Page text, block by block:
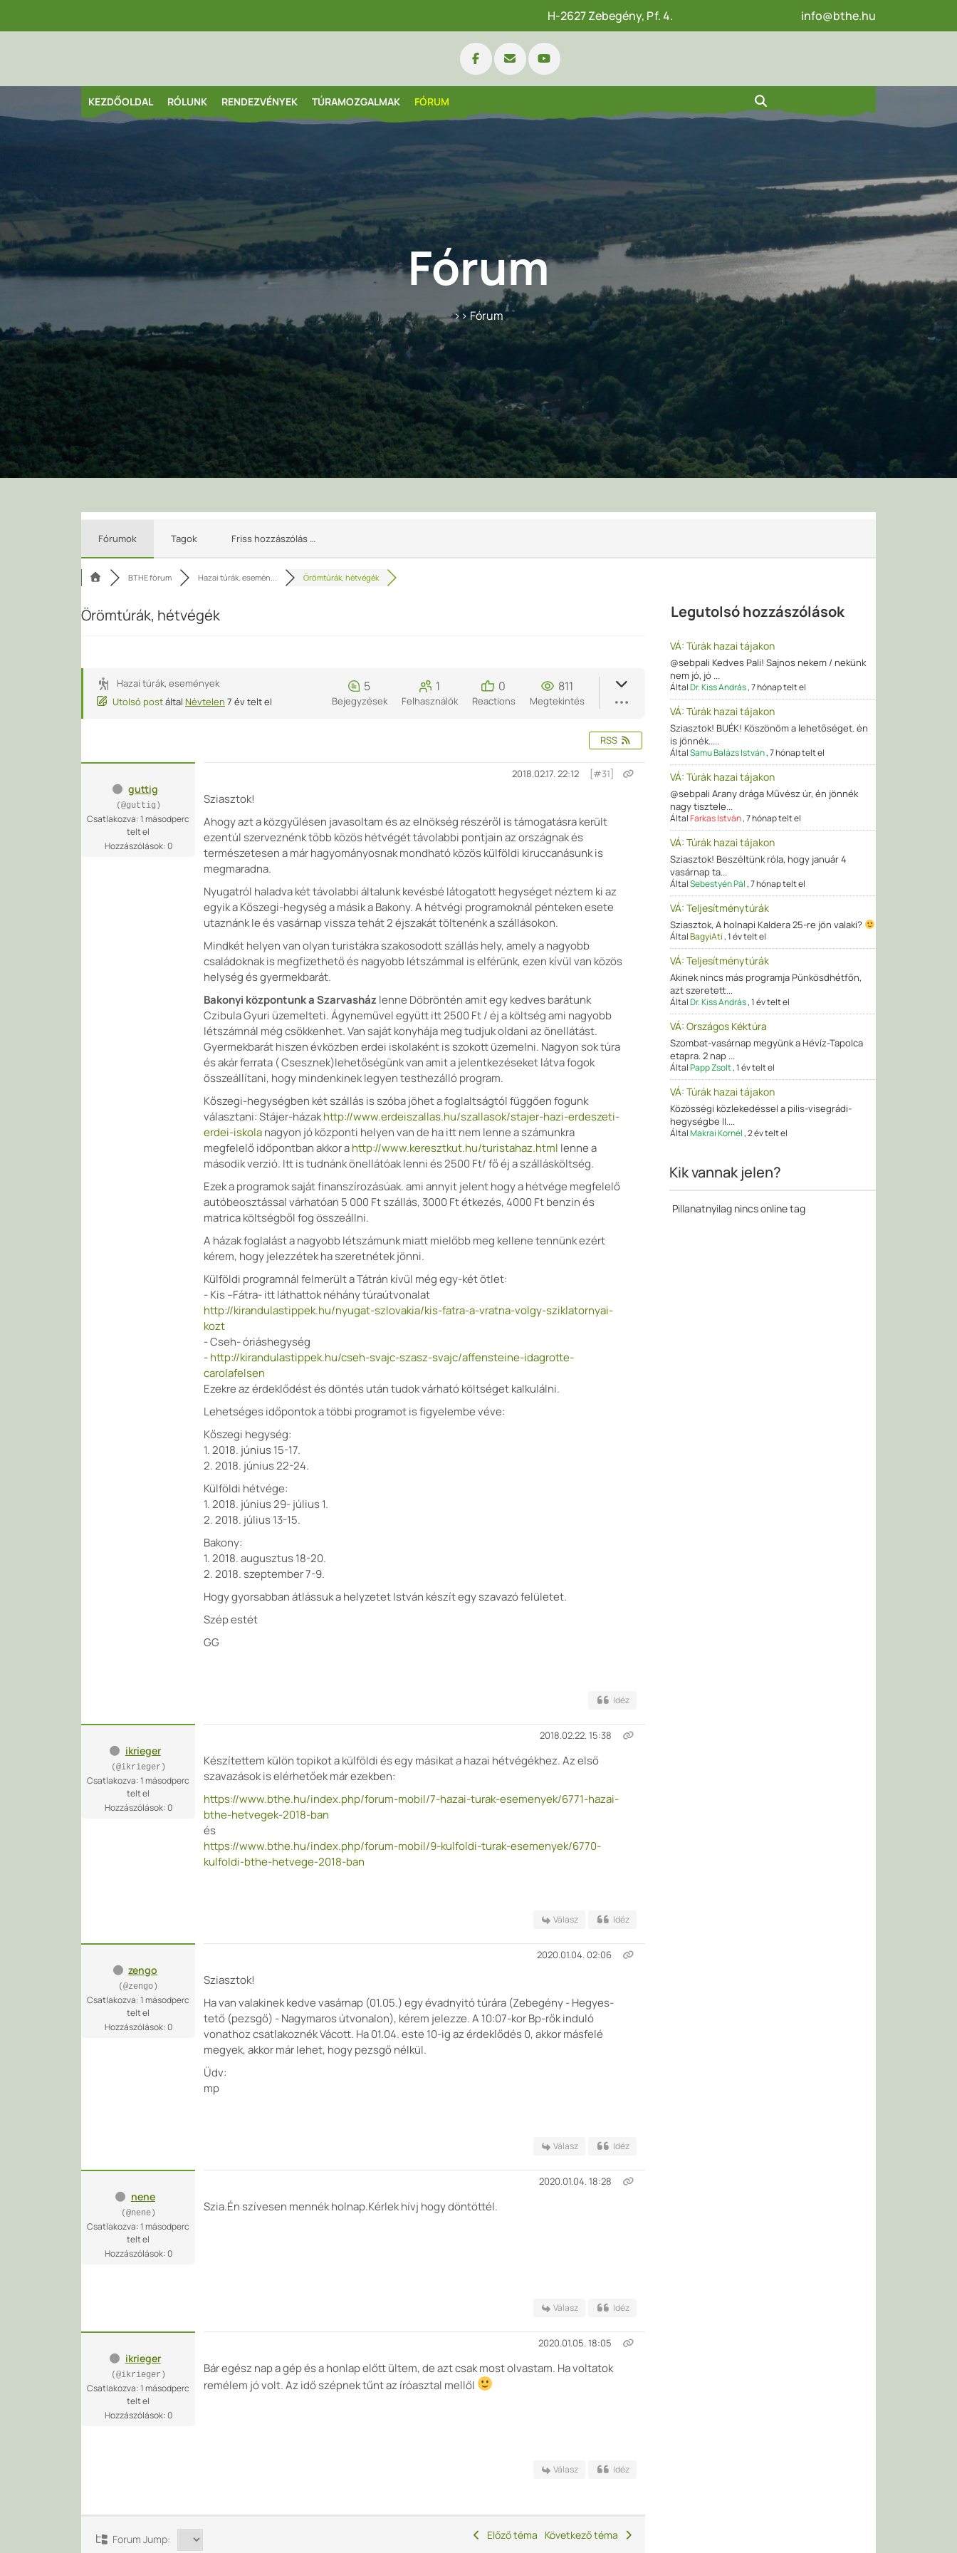
H-2627 Zebegény, Pf. 4. info@bthe.hu
KEZDŐOLDAL RÓLUNK RENDEZVÉNYEK TÚRAMOZGALMAK FÓRUM
Fórum
>> Fórum
Fórumok Tagok Friss hozzászólás …
BTHE fórum Hazai túrák, esemén... Örömtúrák, hétvégék
Örömtúrák, hétvégék
Hazai túrák, események
Utolsó postáltal Névtelen 7 év telt el
5
Bejegyzések
1
Felhasználók
0
Reactions
811
Megtekintés
RSS
guttig
(@guttig)
Csatlakozva: 1 másodperc
telt el
Hozzászólások: 0
2018.02.17. 22:12 [#31]
Sziasztok!
Ahogy azt a közgyűlésen javasoltam és az elnökség részéről is támogatásra került
ezentúl szerveznénk több közös hétvégét távolabbi pontjain az országnak és
természetesen a már hagyományosnak mondható közös külföldi kiruccanásunk is
megmaradna.
Nyugatról haladva két távolabbi általunk kevésbé látogatott hegységet néztem ki az
egyik a Kőszegi-hegység a másik a Bakony. A hétvégi programoknál pénteken esete
utaznánk le és vasárnap vissza tehát 2 éjszakát töltenénk a szállásokon.
Mindkét helyen van olyan turistákra szakosodott szállás hely, amely a nagyobb
családoknak is megfizethető és nagyobb létszámmal is elférünk, ezen kívül van közös
helység és gyermekbarát.
Bakonyi központunk a Szarvasházlenne Döbröntén amit egy kedves barátunk
Czibula Gyuri üzemelteti. Ágyneművel együtt itt 2500 Ft / éj a költség ami nagyobb
létszámnál még csökkenhet. Van saját konyhája meg tudjuk oldani az önellátást.
Gyermekbarát hiszen évközben erdei iskolaként is szokott üzemelni. Nagyon sok túra
és akár ferrata ( Csesznek)lehetőségünk van amit a jelentkezéseket látva fogok
összeállítani, hogy mindenkinek legyen testhezálló program.
Kőszegi-hegységben két szállás is szóba jöhet a foglaltságtól függően fogunk
választani: Stájer-házakhttp://www.erdeiszallas.hu/szallasok/stajer-hazi-erdeszeti-
erdei-iskolanagyon jó központi helyen van de ha itt nem lenne a számunkra
megfelelő időpontban akkor ahttp://www.keresztkut.hu/turistahaz.html lenne a
második verzió. Itt is tudnánk önellátóak lenni és 2500 Ft/ fő éj a szállásköltség.
Ezek a programok saját finanszírozásúak. ami annyit jelent hogy a hétvége megfelelő
autóbeosztással várhatóan 5 000 Ft szállás, 3000 Ft étkezés, 4000 Ft benzin és
matrica költségből fog összeállni.
A házak foglalást a nagyobb létszámunk miatt mielőbb meg kellene tennünk ezért
kérem, hogy jelezzétek ha szeretnétek jönni.
Külföldi programnál felmerült a Tátrán kívül még egy-két ötlet:
- Kis –Fátra- itt láthattok néhány túraútvonalat
http://kirandulastippek.hu/nyugat-szlovakia/kis-fatra-a-vratna-volgy-sziklatornyai-
kozt
- Cseh- óriáshegység
-http://kirandulastippek.hu/cseh-svajc-szasz-svajc/affensteine-idagrotte-
carolafelsen
Ezekre az érdeklődést és döntés után tudok várható költséget kalkulálni.
Lehetséges időpontok a többi programot is figyelembe véve:
Kőszegi hegység:
1. 2018. június 15-17.
2. 2018. június 22-24.
Külföldi hétvége:
1. 2018. június 29- július 1.
2. 2018. július 13-15.
Bakony:
1. 2018. augusztus 18-20.
2. 2018. szeptember 7-9.
Hogy gyorsabban átlássuk a helyzetet István készít egy szavazó felületet.
Szép estét
GG
Idéz
ikrieger
(@ikrieger)
Csatlakozva: 1 másodperc
telt el
Hozzászólások: 0
2018.02.22. 15:38
Készítettem külön topikot a külföldi és egy másikat a hazai hétvégékhez. Az első
szavazások is elérhetőek már ezekben:
https://www.bthe.hu/index.php/forum-mobil/7-hazai-turak-esemenyek/6771-hazai-
bthe-hetvegek-2018-ban
és
https://www.bthe.hu/index.php/forum-mobil/9-kulfoldi-turak-esemenyek/6770-
kulfoldi-bthe-hetvege-2018-ban
Válasz Idéz
zengo
(@zengo)
Csatlakozva: 1 másodperc
telt el
Hozzászólások: 0
2020.01.04. 02:06
Sziasztok!
Ha van valakinek kedve vasárnap (01.05.) egy évadnyitó túrára (Zebegény - Hegyes-
tető (pezsgő) - Nagymaros útvonalon), kérem jelezze. A 10:07-kor Bp-rők induló
vonathoz csatlakoznék Vácott. Ha 01.04. este 10-ig az érdeklődés 0, akkor másfelé
megyek, akkor már lehet, hogy pezsgő nélkül.
Üdv:
mp
Válasz Idéz
nene
(@nene)
Csatlakozva: 1 másodperc
telt el
Hozzászólások: 0
2020.01.04. 18:28
Szia.Én szívesen mennék holnap.Kérlek hívj hogy döntöttél.
Válasz Idéz
ikrieger
(@ikrieger)
Csatlakozva: 1 másodperc
telt el
Hozzászólások: 0
2020.01.05. 18:05
Bár egész nap a gép és a honlap előtt ültem, de azt csak most olvastam. Ha voltatok
remélem jó volt. Az idő szépnek tűnt az íróasztal mellől
Válasz Idéz
Forum Jump: Előző téma Következő téma
Legutolsó hozzászólások
VÁ: Túrák hazai tájakon
@sebpali Kedves Pali! Sajnos nekem / nekünk
nem jó, jó ...
ÁltalDr. Kiss András,7 hónap telt el
VÁ: Túrák hazai tájakon
Sziasztok! BUÉK! Köszönöm a lehetőséget. én
is jönnék.....
ÁltalSamu Balázs István,7 hónap telt el
VÁ: Túrák hazai tájakon
@sebpali Arany drága Művész úr, én jönnék
nagy tisztele...
ÁltalFarkas István,7 hónap telt el
VÁ: Túrák hazai tájakon
Sziasztok! Beszéltünk róla, hogy január 4
vasárnap ta...
ÁltalSebestyén Pál,7 hónap telt el
VÁ: Teljesítménytúrák
Sziasztok, A holnapi Kaldera 25-re jön valaki?
ÁltalBagyiAti,1 év telt el
VÁ: Teljesítménytúrák
Akinek nincs más programja Pünkösdhétfőn,
azt szeretett...
ÁltalDr. Kiss András,1 év telt el
VÁ: Országos Kéktúra
Szombat-vasárnap megyünk a Hévíz-Tapolca
etapra. 2 nap ...
ÁltalPapp Zsolt,1 év telt el
VÁ: Túrák hazai tájakon
Közösségi közlekedéssel a pilis-visegrádi-
hegységbe II....
ÁltalMakrai Kornél,2 év telt el
Kik vannak jelen?
Pillanatnyilag nincs online tag